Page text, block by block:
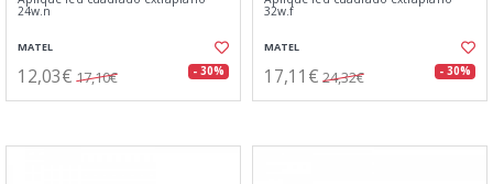
24w.n
MATEL
12,03€ 17,10€ - 30%
32w.f
MATEL
17,11€ 24,32€ - 30%